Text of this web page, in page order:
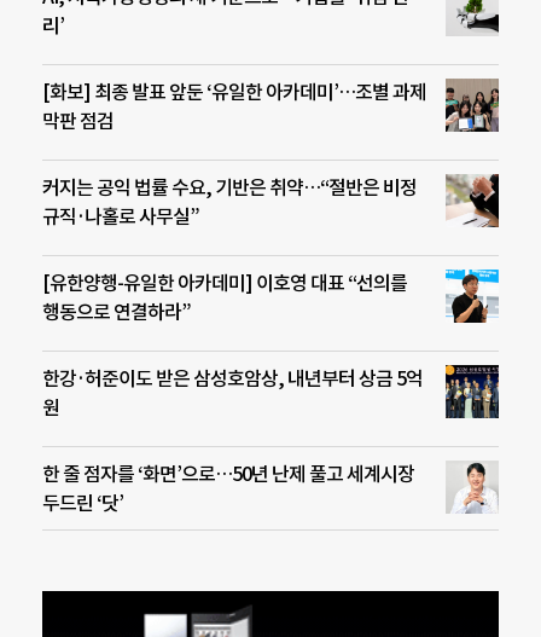
리’
[화보] 최종 발표 앞둔 ‘유일한 아카데미’…조별 과제
막판 점검
커지는 공익 법률 수요, 기반은 취약…“절반은 비정
규직·나홀로 사무실”
[유한양행-유일한 아카데미] 이호영 대표 “선의를
행동으로 연결하라”
한강·허준이도 받은 삼성호암상, 내년부터 상금 5억
원
한 줄 점자를 ‘화면’으로…50년 난제 풀고 세계시장
두드린 ‘닷’